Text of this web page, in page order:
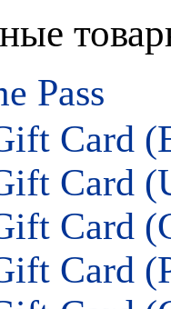
Pass
Card
Card
Card
Card